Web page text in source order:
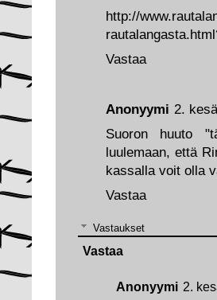
Anonyymi 2.
Suoron huuto
luulemaan, että
kassalla voit olla
Vastaa
Vastaukset
Anonyymi 2.
Vastaa
http://
Vastaa